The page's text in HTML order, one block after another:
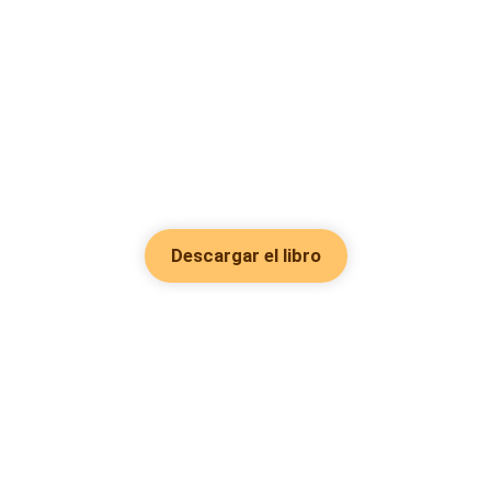
Descargar el libro